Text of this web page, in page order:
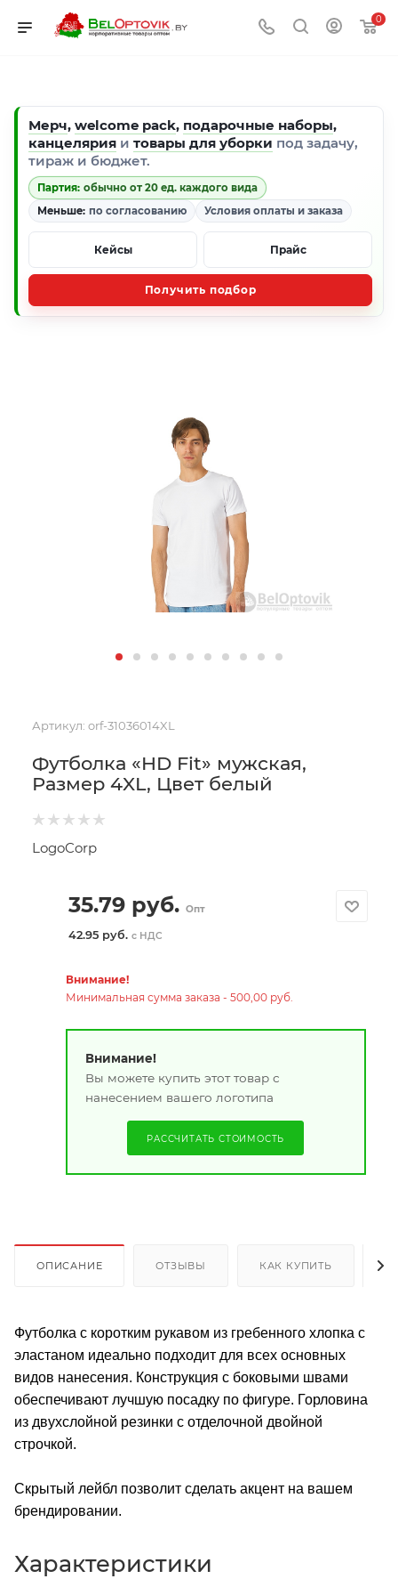
0
Мерч, welcome pack, подарочные наборы,
канцелярия и товары для уборки под задачу,
тираж и бюджет.
Партия: обычно от 20 ед. каждого вида
Меньше: по согласованию Условия оплаты и заказа
Кейсы Прайс
Получить подбор
Артикул: orf-31036014XL
Футболка «HD Fit» мужская,
Размер 4XL, Цвет белый
LogoCorp
35.79руб. Опт
42.95 руб. с НДС
Внимание!
Минимальная сумма заказа - 500,00 руб.
Внимание!
Вы можете купить этот товар с
нанесением вашего логотипа
РАССЧИТАТЬ СТОИМОСТЬ
ОПИСАНИЕ ОТЗЫВЫ КАК КУПИТЬ
Футболка с коротким рукавом из гребенного хлопка с
эластаном идеально подходит для всех основных
видов нанесения. Конструкция с боковыми швами
обеспечивают лучшую посадку по фигуре. Горловина
из двухслойной резинки с отделочной двойной
строчкой.
Скрытый лейбл позволит сделать акцент на вашем
брендировании.
Характеристики